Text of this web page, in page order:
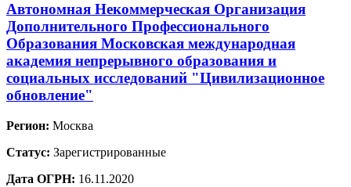
Автономная Некоммерческая Организация
Дополнительного Профессионального
Образования Московская международная
академия непрерывного образования и
социальных исследований "Цивилизационное
обновление"
Регион: Москва
Статус: Зарегистрированные
Дата ОГРН: 16.11.2020